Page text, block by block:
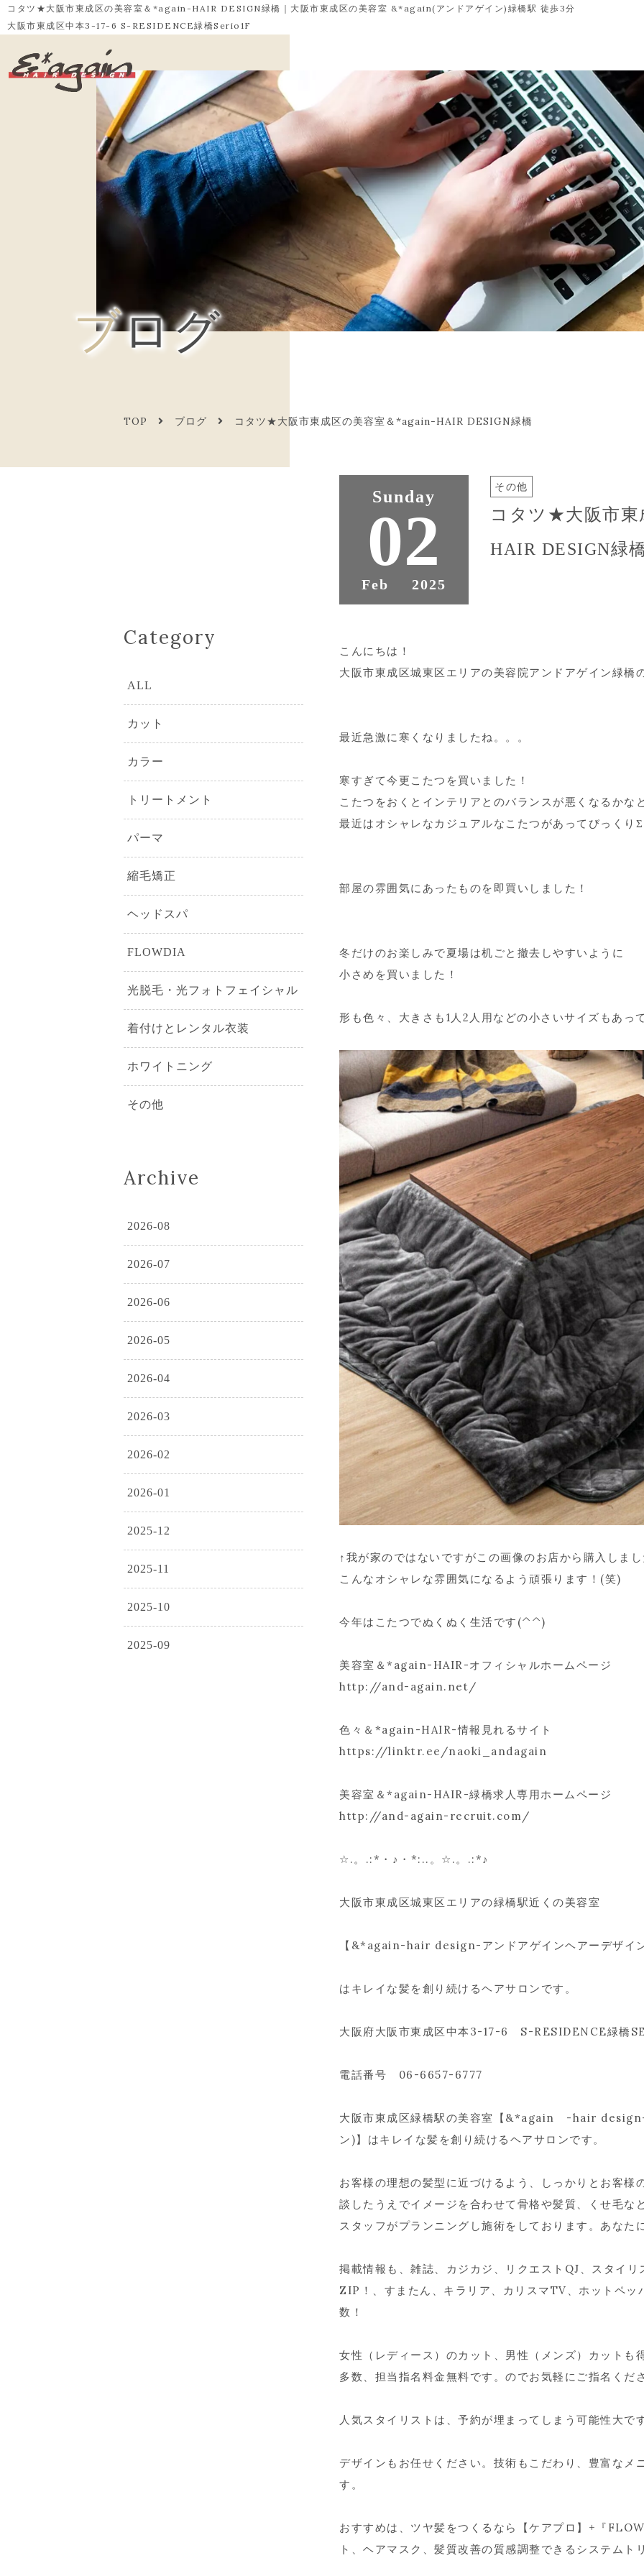
コタツ★大阪市東成区の美容室＆*again-HAIR DESIGN緑橋｜大阪市東成区の美容室 &*again(アンドアゲイン)緑橋駅 徒歩3分
大阪市東成区中本3-17-6 S-RESIDENCE緑橋Serio1F
ブログ
TOP ブログ コタツ★大阪市東成区の美容室＆*again-HAIR DESIGN緑橋
Sunday
02
Feb 2025
その他
コタツ★大阪市東
HAIR DESIGN緑
こんにちは！
大阪市東成区城東区エリアの美容院アンドアゲイン緑
最近急激に寒くなりましたね。。。
寒すぎて今更こたつを買いました！
こたつをおくとインテリアとのバランスが悪くなるかな
最近はオシャレなカジュアルなこたつがあってびっくり
部屋の雰囲気にあったものを即買いしました！
冬だけのお楽しみで夏場は机ごと撤去しやすいように
小さめを買いました！
形も色々、大きさも1人2人用などの小さいサイズもあ
↑我が家のではないですがこの画像のお店から購入しま
こんなオシャレな雰囲気になるよう頑張ります！(笑)
今年はこたつでぬくぬく生活です(^^)
美容室＆*again-HAIR-オフィシャルホームページ
http://and-again.net/
色々＆*again-HAIR-情報見れるサイト
https://linktr.ee/naoki_andagain
美容室＆*again-HAIR-緑橋求人専用ホームページ
http://and-again-recruit.com/
☆.。.:*・♪・*:..。☆.。.:*♪
大阪市東成区城東区エリアの緑橋駅近くの美容室
【&*again-hair design-アンドアゲインヘアーデザイ
はキレイな髪を創り続けるヘアサロンです。
大阪府大阪市東成区中本3-17-6 S-RESIDENCE緑橋
電話番号 06-6657-6777
大阪市東成区緑橋駅の美容室【&*again -hair
ン)】はキレイな髪を創り続けるヘアサロンです。
お客様の理想の髪型に近づけるよう、しっかりとお客様
談したうえでイメージを合わせて骨格や髪質、くせ毛な
スタッフがプランニングし施術をしております。あなた
掲載情報も、雑誌、カジカジ、リクエストQJ、スタイ
ZIP！、すまたん、キラリア、カリスマTV、ホットペ
数！
女性（レディース）のカット、男性（メンズ）カットも
多数、担当指名料金無料です。のでお気軽にご指名くだ
人気スタイリストは、予約が埋まってしまう可能性大で
デザインもお任せください。技術もこだわり、豊富なメ
す。
おすすめは、ツヤ髪をつくるなら【ケアプロ】+『
ト、ヘアマスク、髪質改善の質感調整できるシステムト
Category
ALL
カット
カラー
トリートメント
パーマ
縮毛矯正
ヘッドスパ
FLOWDIA
光脱毛・光フォトフェイシャル
着付けとレンタル衣装
ホワイトニング
その他
Archive
2026-08
2026-07
2026-06
2026-05
2026-04
2026-03
2026-02
2026-01
2025-12
2025-11
2025-10
2025-09